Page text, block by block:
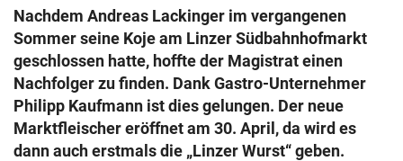
search
eingeben
© Krone Multimedia GmbH & Co KG 2026
Muthgasse 2, 1190 Wien
Nachdem Andreas Lackinger im vergangenen
Sommer seine Koje am Linzer Südbahnhofmarkt
geschlossen hatte, hoffte der Magistrat einen
Nachfolger zu finden. Dank Gastro-Unternehmer
Philipp Kaufmann ist dies gelungen. Der neue
Marktfleischer eröffnet am 30. April, da wird es
dann auch erstmals die „Linzer Wurst“ geben.